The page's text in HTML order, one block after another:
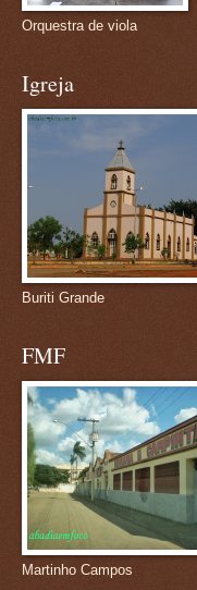
Orquestra de viola
Igreja
Buriti Grande
FMF
Martinho Campos